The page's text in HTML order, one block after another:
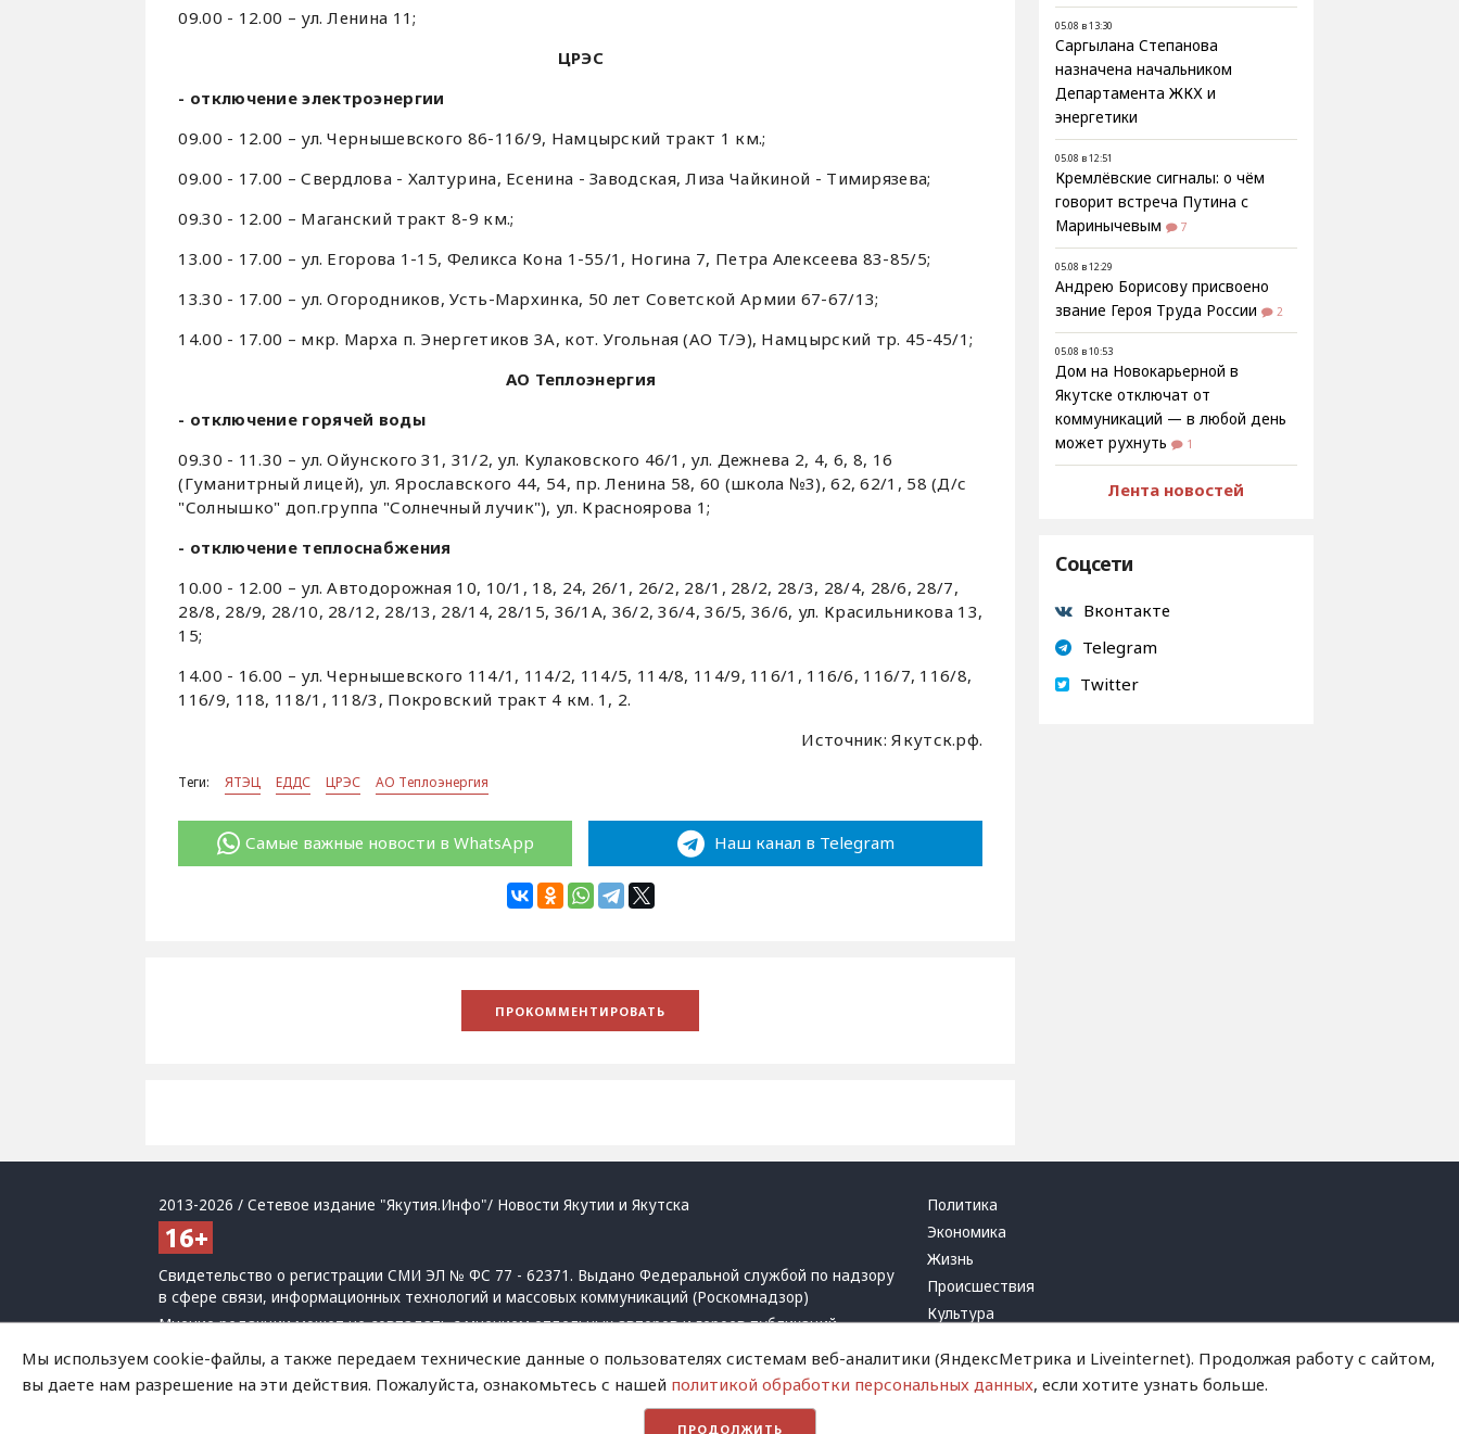
09.00 - 12.00 – ул. Ленина 11;
ЦРЭС
- отключение электроэнергии
09.00 - 12.00 – ул. Чернышевского 86-116/9, Намцырский тракт 1 км.;
09.00 - 17.00 – Свердлова - Халтурина, Есенина - Заводская, Лиза Чайкиной - Тимирязева;
09.30 - 12.00 – Маганский тракт 8-9 км.;
13.00 - 17.00 – ул. Егорова 1-15, Феликса Кона 1-55/1, Ногина 7, Петра Алексеева 83-85/5;
13.30 - 17.00 – ул. Огородников, Усть-Мархинка, 50 лет Советской Армии 67-67/13;
14.00 - 17.00 – мкр. Марха п. Энергетиков 3А, кот. Угольная (АО Т/Э), Намцырский тр. 45-45/1;
АО Теплоэнергия
- отключение горячей воды
09.30 - 11.30 – ул. Ойунского 31, 31/2, ул. Кулаковского 46/1, ул. Дежнева 2, 4, 6, 8, 16
(Гуманитрный лицей), ул. Ярославского 44, 54, пр. Ленина 58, 60 (школа №3), 62, 62/1, 58 (Д/с
"Солнышко" доп.группа "Солнечный лучик"), ул. Красноярова 1;
- отключение теплоснабжения
10.00 - 12.00 – ул. Автодорожная 10, 10/1, 18, 24, 26/1, 26/2, 28/1, 28/2, 28/3, 28/4, 28/6, 28/7,
28/8, 28/9, 28/10, 28/12, 28/13, 28/14, 28/15, 36/1А, 36/2, 36/4, 36/5, 36/6, ул. Красильникова 13,
15;
14.00 - 16.00 – ул. Чернышевского 114/1, 114/2, 114/5, 114/8, 114/9, 116/1, 116/6, 116/7, 116/8,
116/9, 118, 118/1, 118/3, Покровский тракт 4 км. 1, 2.
Источник: Якутск.рф.
Теги: ЯТЭЦ ЕДДС ЦРЭС АО Теплоэнергия
Самые важные новости в WhatsApp Наш канал в Telegram
05.08 в 13:30
Саргылана Степанова
назначена начальником
Департамента ЖКХ и
энергетики
05.08 в 12:51
Кремлёвские сигналы: о чём
говорит встреча Путина с
Маринычевым
7
05.08 в 12:29
Андрею Борисову присвоено
звание Героя Труда России
2
05.08 в 10:53
Дом на Новокарьерной в
Якутске отключат от
коммуникаций — в любой день
может рухнуть
1
Лента новостей
Соцсети
Вконтакте
Telegram
Twitter
2013-2026 / Сетевое издание "Якутия.Инфо"/ Новости Якутии и Якутска
Свидетельство о регистрации СМИ ЭЛ № ФС 77 - 62371. Выдано Федеральной службой по надзору
в сфере связи, информационных технологий и массовых коммуникаций (Роскомнадзор)
Мнение редакции может не совпадать с мнением отдельных авторов и героев публикаций.
При использовании материалов обязательна активная ссылка на сайт.
Политика обработки персональных данных
запрещенных организаций
Политика
Экономика
Жизнь
Происшествия
Культура
Криминал
Успех
Мы используем cookie-файлы, а также передаем технические данные о пользователях системам веб-аналитики (ЯндексМетрика и Liveinternet). Продолжая работу с сайтом,
вы даете нам разрешение на эти действия. Пожалуйста, ознакомьтесь с нашей политикой обработки персональных данных, если хотите узнать больше.
ПРОДОЛЖИТЬ